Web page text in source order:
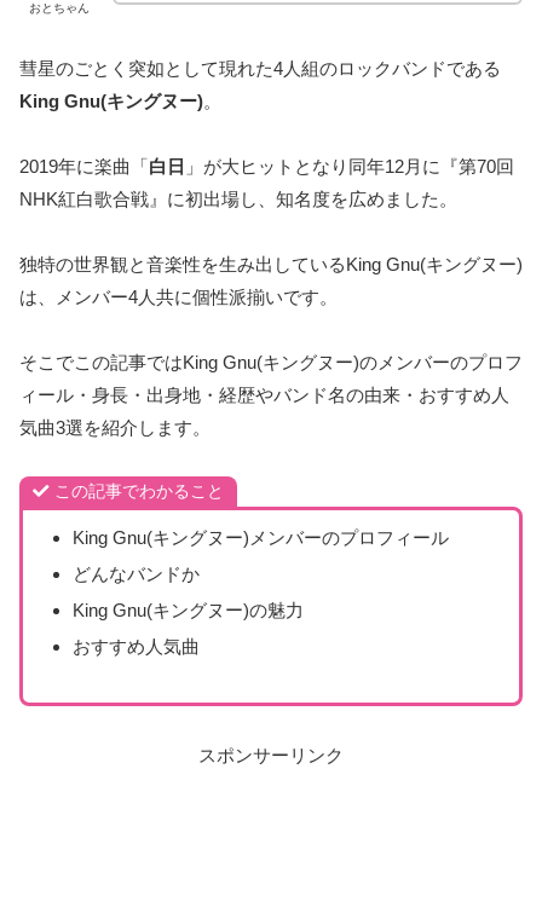
おとちゃん
彗星のごとく突如として現れた4人組のロックバンドである
King Gnu(キングヌー)。
2019年に楽曲「白日 」が大ヒットとなり同年12月に『第70回
NHK紅白歌合戦』に初出場し、知名度を広めました。
独特の世界観と音楽性を生み出しているKing Gnu(キングヌー)
は、メンバー4人共に個性派揃いです。
そこでこの記事ではKing Gnu(キングヌー)のメンバーのプロフ
ィール・身長・出身地・経歴やバンド名の由来・おすすめ人
気曲3選を紹介します。
この記事でわかること
King Gnu(キングヌー)メンバーのプロフィール
どんなバンドか
King Gnu(キングヌー)の魅力
おすすめ人気曲
スポンサーリンク